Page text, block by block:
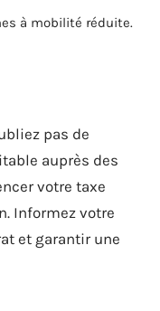
à mobilité réduite.
pas de
auprès des
votre taxe
Informez votre
et garantir une